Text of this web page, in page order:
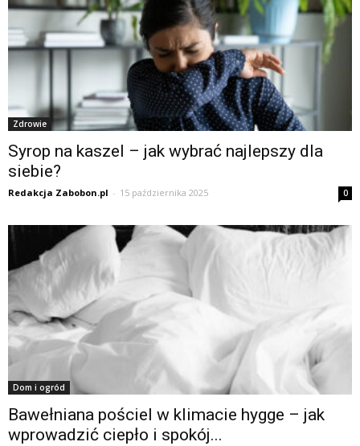
Zdrowie
Syrop na kaszel – jak wybrać najlepszy dla
siebie?
Redakcja Zabobon.pl - 15 października 2025 0
Dom i ogród
Bawełniana pościel w klimacie hygge – jak
wprowadzić ciepło i spokój...